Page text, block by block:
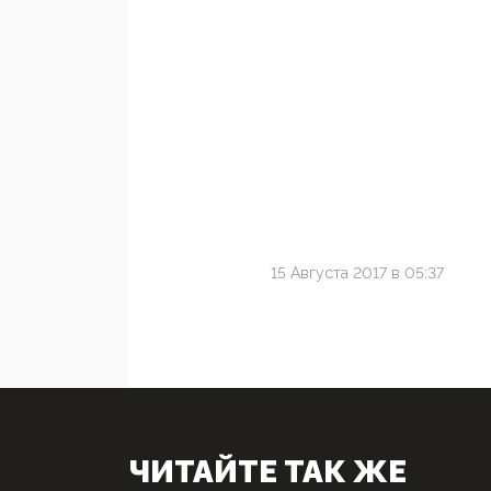
15 Августа 2017 в 05:37
ЧИТАЙТЕ ТАК ЖЕ